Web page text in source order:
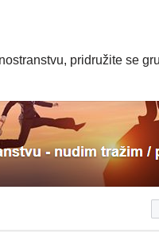
pridružite se